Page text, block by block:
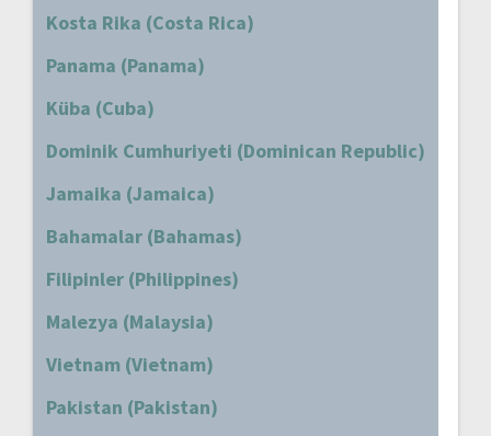
Kosta Rika (Costa Rica)
Panama (Panama)
Küba (Cuba)
Dominik Cumhuriyeti (Dominican Republic)
Jamaika (Jamaica)
Bahamalar (Bahamas)
Filipinler (Philippines)
Malezya (Malaysia)
Vietnam (Vietnam)
Pakistan (Pakistan)